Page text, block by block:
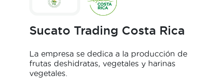
Sucato Trading Costa Rica
La empresa se dedica a la producción de
frutas deshidratas, vegetales y harinas
vegetales.